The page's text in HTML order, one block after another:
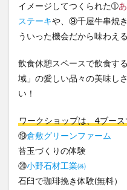
イメージしてつくられた➀
ステーキや、⑨千屋牛串焼
ういった機会だから味わえ
飲食休憩スペースで飲食す
域」の愛しい品々の美味し
い！
ワークショップは、4ブー
⑲倉敷グリーンファーム
苔玉づくりの体験
⑳小野石材工業㈱
石臼で珈琲挽き体験(無料）